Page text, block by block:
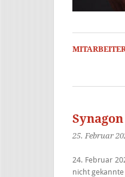
25. Februar
24. Februar
nicht